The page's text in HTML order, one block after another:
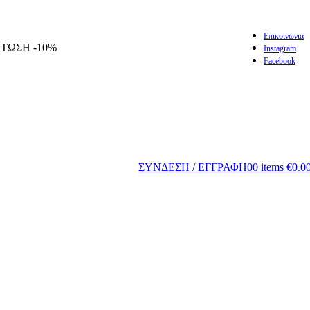
-10%
Επικοινωνια
Instagram
Facebook
ΣΥΝΔΕΣΗ / ΕΓΓΡΑΦΗ00 items €